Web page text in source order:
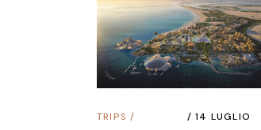
TRIPS /
14 LUGLIO